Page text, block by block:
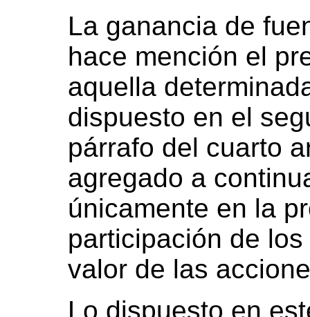
La ganancia de
hace mención el
aquella
dispuesto en el
párrafo del cuarto
agregado a
únicamente en la
participación de
valor de las
Lo dispuesto en